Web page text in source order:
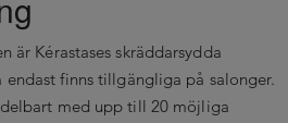
är Kérastases skräddarsydda
endast finns tillgängliga på salonger.
med upp till 20 möjliga